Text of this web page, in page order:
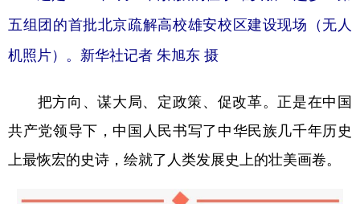
五组团的首批北京疏解高校雄安校区建设现场（无人
机照片）。新华社记者 朱旭东 摄
把方向、谋大局、定政策、促改革。正是在中国
共产党领导下，中国人民书写了中华民族几千年历史
上最恢宏的史诗，绘就了人类发展史上的壮美画卷。